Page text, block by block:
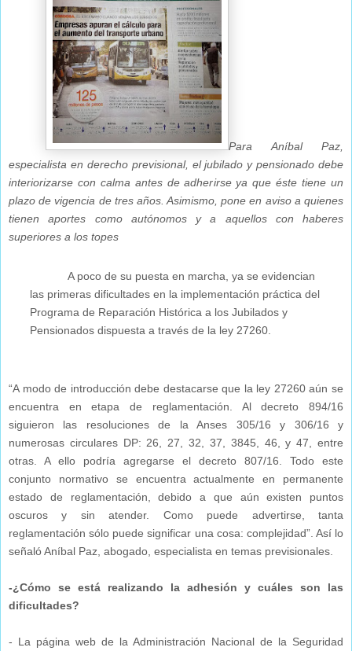
Para Aníbal Paz,
especialista en derecho previsional, el jubilado y pensionado debe
interiorizarse con calma antes de adherirse ya que éste tiene un
plazo de vigencia de tres años. Asimismo, pone en aviso a quienes
tienen aportes como autónomos y a aquellos con haberes
superiores a los topes
A poco de su puesta en marcha, ya se evidencian
las primeras dificultades en la implementación práctica del
Programa de Reparación Histórica a los Jubilados y
Pensionados dispuesta a través de la ley 27260.
“A modo de introducción debe destacarse que la ley 27260 aún se
encuentra en etapa de reglamentación. Al decreto 894/16
siguieron las resoluciones de la Anses 305/16 y 306/16 y
numerosas circulares DP: 26, 27, 32, 37, 3845, 46, y 47, entre
otras. A ello podría agregarse el decreto 807/16. Todo este
conjunto normativo se encuentra actualmente en permanente
estado de reglamentación, debido a que aún existen puntos
oscuros y sin atender. Como puede advertirse, tanta
reglamentación sólo puede significar una cosa: complejidad”. Así lo
señaló Aníbal Paz, abogado, especialista en temas previsionales.
-¿Cómo se está realizando la adhesión y cuáles son las
dificultades?
- La página web de la Administración Nacional de la Seguridad